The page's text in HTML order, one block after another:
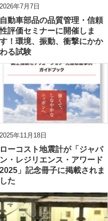
2026年7月7日
自動車部品の品質管理・信頼
評価セミナーに開催しま
す！環境、振動、衝撃にかか
わる試験
2025年11月18日
ローコスト地震計が「ジャパ
ン・レジリエンス・アワード
2025」記念冊子に掲載されま
した